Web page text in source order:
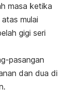
masa ketika
mulai
gigi seri
pasangan
dan dua di